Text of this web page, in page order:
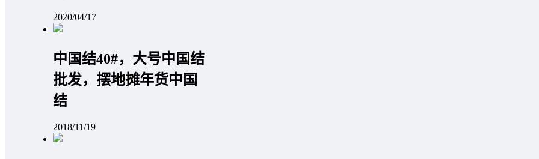
2020/04/17
中国结40#，大号中国结
批发，摆地摊年货中国
结
2018/11/19